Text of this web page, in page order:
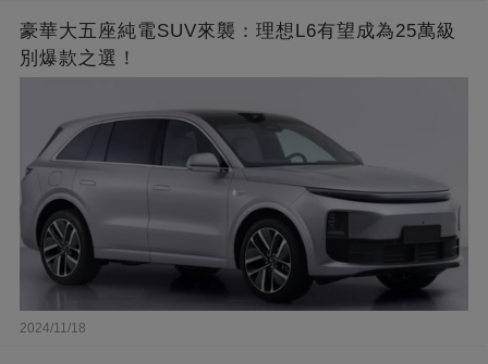
豪華大五座純電SUV來襲：理想L6有望成為25萬級
別爆款之選！
2024/11/18